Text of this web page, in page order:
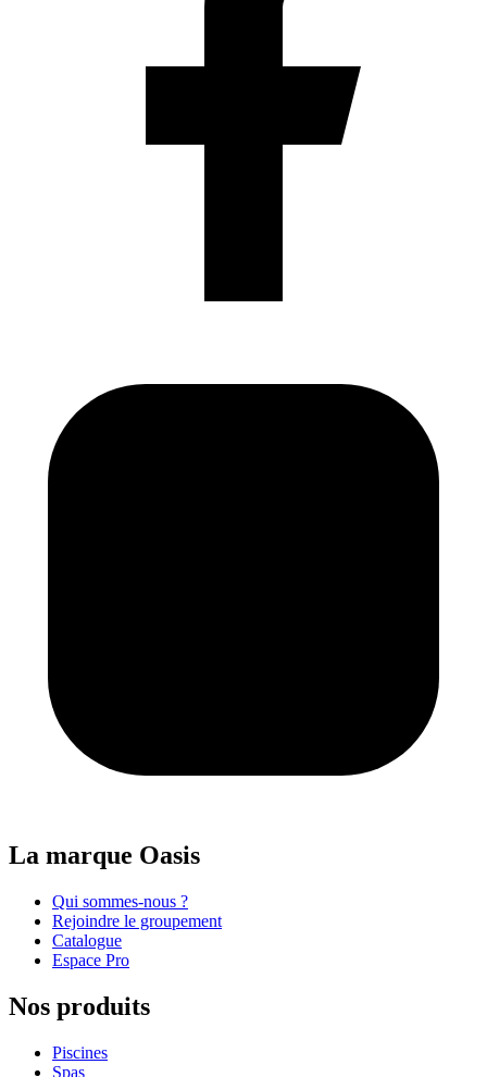
La marque Oasis
Qui sommes-nous ?
Rejoindre le groupement
Catalogue
Espace Pro
Nos produits
Piscines
Spas